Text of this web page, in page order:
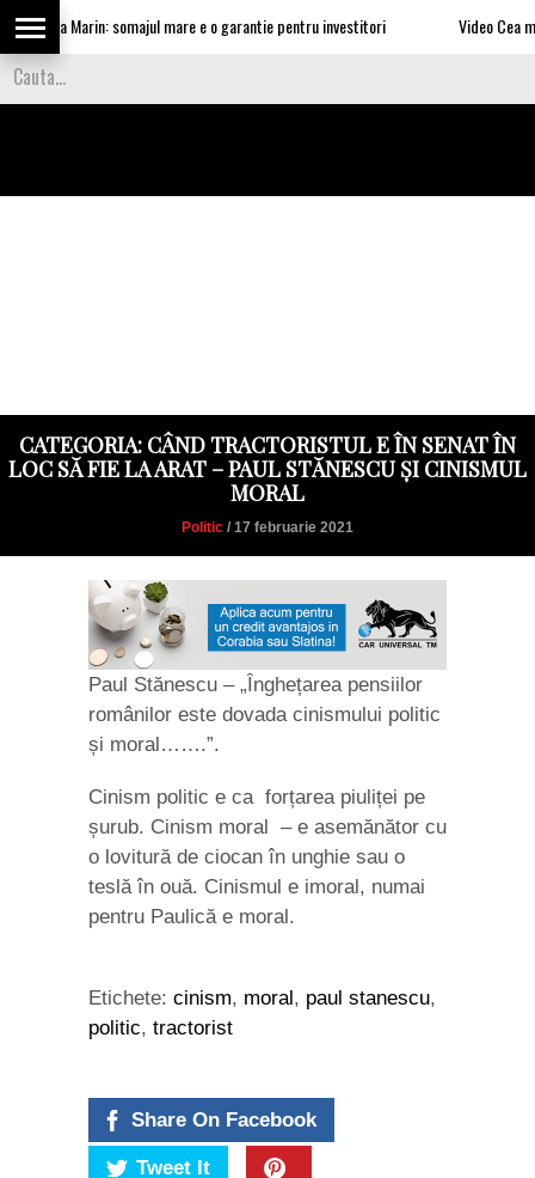
Nea Marin: somajul mare e o garantie pentru investitori Video Cea mai
CATEGORIA: CÂND TRACTORISTUL E ÎN SENAT ÎN
LOC SĂ FIE LA ARAT – PAUL STĂNESCU ȘI CINISMUL
MORAL
Politic / 17 februarie 2021
Paul Stănescu – „Înghețarea pensiilor
românilor este dovada cinismului politic
și moral…….”.
Cinism politic e ca forțarea piuliței pe
șurub. Cinism moral – e asemănător cu
o lovitură de ciocan în unghie sau o
teslă în ouă. Cinismul e imoral, numai
pentru Paulică e moral.
Etichete: cinism, moral , paul stanescu,
politic, tractorist
Share On Facebook
Tweet It